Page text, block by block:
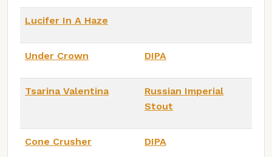
Lucifer In A Haze
Under Crown DIPA
Tsarina Valentina
Russian Imperial
Stout
Cone Crusher DIPA